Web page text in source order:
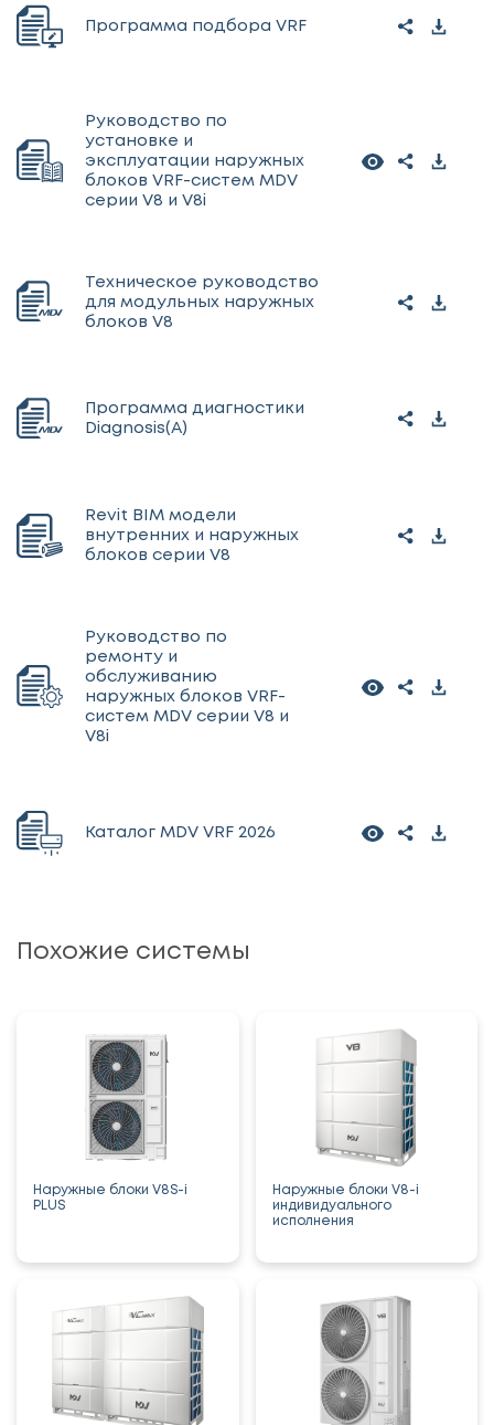
Программа подбора VRF
Руководство по
установке и
эксплуатации наружных
блоков VRF-систем MDV
серии V8 и V8i
Техническое руководство
для модульных наружных
блоков V8
Программа диагностики
Diagnosis(A)
Revit BIM модели
внутренних и наружных
блоков серии V8
Руководство по
ремонту и
обслуживанию
наружных блоков VRF-
систем MDV серии V8 и
V8i
Каталог MDV VRF 2026
Похожие системы
Наружные блоки V8S-i
PLUS
Наружные блоки V8-i
индивидуального
исполнения